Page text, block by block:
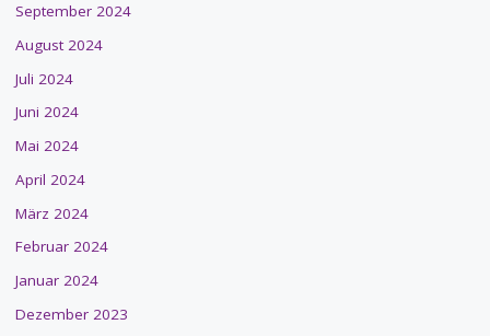
September 2024
August 2024
Juli 2024
Juni 2024
Mai 2024
April 2024
März 2024
Februar 2024
Januar 2024
Dezember 2023